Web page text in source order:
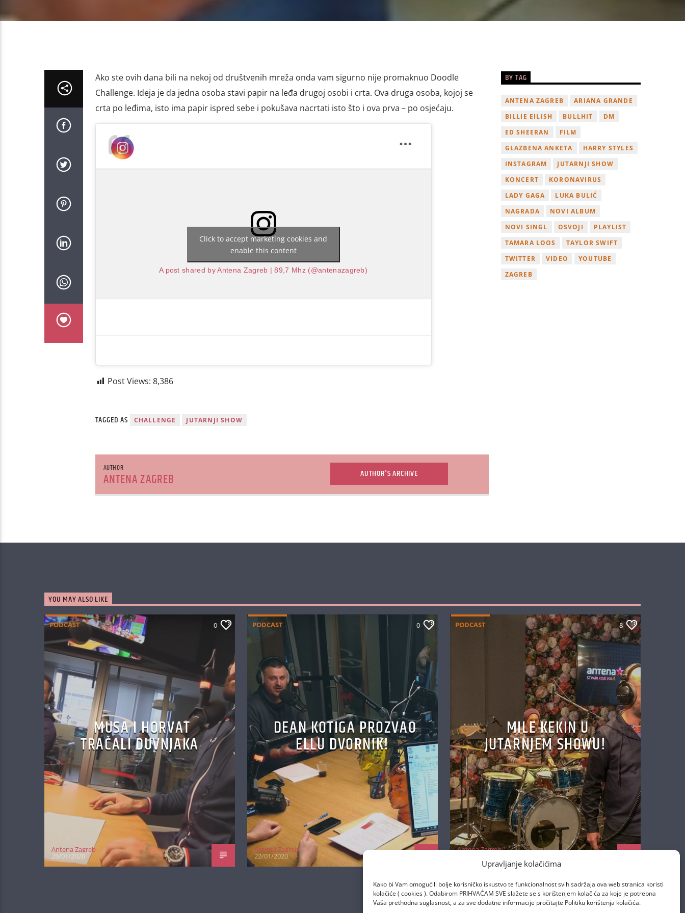
Upravljanje kolačićima
Kako bi Vam omogućili bolje korisničko iskustvo te funkcionalnost svih sadržaja ova web stranica koristi
kolačiće ( cookies ). Odabirom PRIHVAĆAM SVE slažete se s korištenjem kolačića za koje je potrebna
Vaša prethodna suglasnost, a za sve dodatne informacije pročitajte Politiku korištenja kolačića.
Ako ste ovih dana bili na nekoj od društvenih mreža onda vam sigurno nije promaknuo Doodle
Challenge. Ideja je da jedna osoba stavi papir na leđa drugoj osobi i crta. Ova druga osoba, kojoj se
crta po leđima, isto ima papir ispred sebe i pokušava nacrtati isto što i ova prva – po osjećaju.
A post shared by Antena Zagreb | 89,7 Mhz (@antenazagreb)
Click to accept marketing cookies and
enable this content
Post Views: 8,386
TAGGED AS CHALLENGE JUTARNJI SHOW
AUTHOR
ANTENA ZAGREB AUTHOR'S ARCHIVE
BY TAG
ANTENA ZAGREB
ARIANA GRANDE
BILLIE EILISH
BULLHIT
DM
ED SHEERAN
FILM
GLAZBENA ANKETA
HARRY STYLES
INSTAGRAM
JUTARNJI SHOW
KONCERT
KORONAVIRUS
LADY GAGA
LUKA BULIĆ
NAGRADA
NOVI ALBUM
NOVI SINGL
OSVOJI
PLAYLIST
TAMARA LOOS
TAYLOR SWIFT
TWITTER
VIDEO
YOUTUBE
ZAGREB
YOU MAY ALSO LIKE
PODCAST 0
MUSA I HORVAT
TRAČALI DUVNJAKA
Antena Zagreb
28/01/2020
PODCAST 0
DEAN KOTIGA PROZVAO
ELLU DVORNIK!
Antena Zagreb
22/01/2020
PODCAST 8
MILE KEKIN U
JUTARNJEM SHOWU!
Antena Zagreb